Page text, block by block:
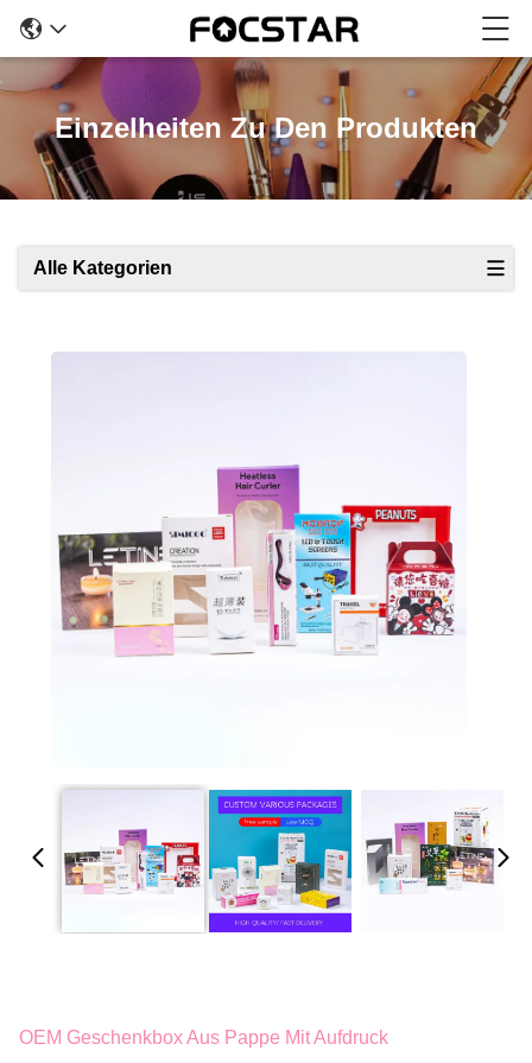
Einzelheiten Zu Den Produkten
Alle Kategorien
OEM Geschenkbox Aus Pappe Mit Aufdruck